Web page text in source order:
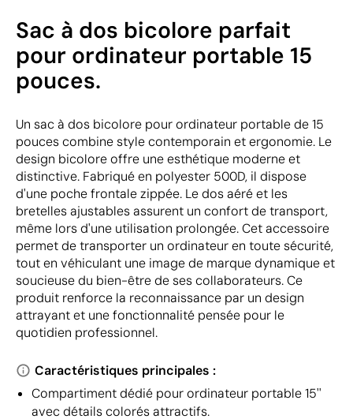
Sac à dos bicolore parfait
pour ordinateur portable 15
pouces.
Un sac à dos bicolore pour ordinateur portable de 15
pouces combine style contemporain et ergonomie. Le
design bicolore offre une esthétique moderne et
distinctive. Fabriqué en polyester 500D, il dispose
d'une poche frontale zippée. Le dos aéré et les
bretelles ajustables assurent un confort de transport,
même lors d'une utilisation prolongée. Cet accessoire
permet de transporter un ordinateur en toute sécurité,
tout en véhiculant une image de marque dynamique et
soucieuse du bien-être de ses collaborateurs. Ce
produit renforce la reconnaissance par un design
attrayant et une fonctionnalité pensée pour le
quotidien professionnel.
Caractéristiques principales :
Compartiment dédié pour ordinateur portable 15''
avec détails colorés attractifs.